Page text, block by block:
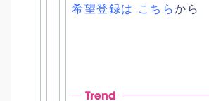
希望登録は
こちらから